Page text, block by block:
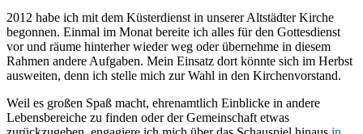
2012 habe ich mit dem Küsterdienst in unserer Altstädter Kirche
begonnen. Einmal im Monat bereite ich alles für den Gottesdienst
vor und räume hinterher wieder weg oder übernehme in diesem
Rahmen andere Aufgaben. Mein Einsatz dort könnte sich im Herbst
ausweiten, denn ich stelle mich zur Wahl in den Kirchenvorstand.
Weil es großen Spaß macht, ehrenamtlich Einblicke in andere
Lebensbereiche zu finden oder der Gemeinschaft etwas